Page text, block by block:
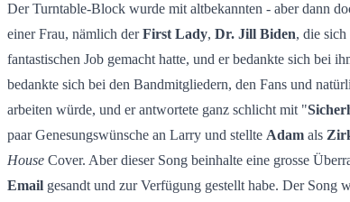
Der Turntable-Block wurde mit altbekannten - aber dann
einer Frau, nämlich derFirst Lady, Dr. Jill Biden, die
fantastischen Job gemacht hatte, und er bedankte sich bei
bedankte sich bei den Bandmitgliedern, den Fans und
arbeiten würde, und er antwortete ganz schlicht mit "
paar Genesungswünsche an Larry und stellte Adam als
House Cover. Aber dieser Song beinhalte eine grosse
Email gesandt und zur Verfügung gestellt habe. Der Song